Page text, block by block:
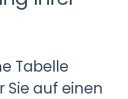
Tabelle
Sie auf einen